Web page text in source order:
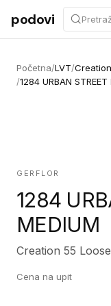
Preskoči na sadržaj
podovi
Početna/LVT/
/1284 URBAN STREET
GERFLOR
1284
MEDIUM
Creation 55
Cena na upit